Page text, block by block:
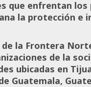
que enfrentan los
la protección e
la Frontera
de la
ubicadas en
Guatemala,